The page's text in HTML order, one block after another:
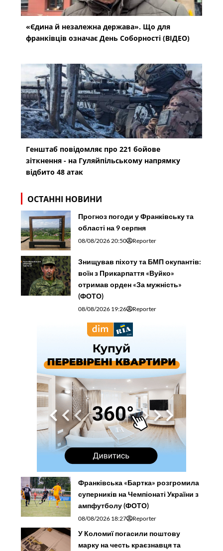
«Єдина й незалежна держава». Що для
франківців означає День Соборності (ВІДЕО)
Генштаб повідомляє про 221 бойове
зіткнення - на Гуляйпільському напрямку
відбито 48 атак
ОСТАННІ НОВИНИ
Прогноз погоди у Франківську та
області на 9 серпня
08/08/2026 20:50 Reporter
Знищував піхоту та БМП окупантів:
воїн з Прикарпаття «Вуйко»
отримав орден «За мужність»
(ФОТО)
08/08/2026 19:26 Reporter
Франківська «Бартка» розгромила
суперників на Чемпіонаті України з
ампфутболу (ФОТО)
08/08/2026 18:27 Reporter
У Коломиї погасили поштову
марку на честь краєзнавця та